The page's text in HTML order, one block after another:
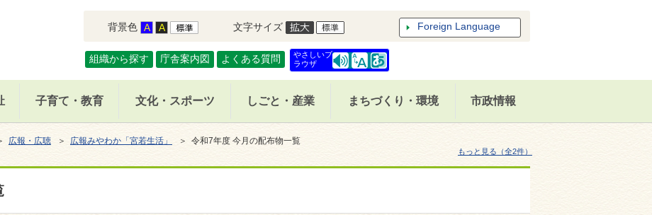
背景色 文字サイズ Foreign Language
組織から探す 庁舎案内図 よくある質問
やさしいブ
ラウザ
子育て・教育 文化・スポーツ しごと・産業 まちづくり・環境 市政情報
広報・広聴 ＞ 広報みやわか「宮若生活」 ＞ 令和7年度 今月の配布物一覧
もっと見る（全2件）